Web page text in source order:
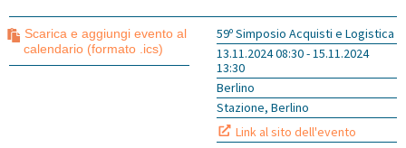
Scarica e aggiungi evento al
calendario (formato .ics)
59º Simposio Acquisti e Logistica
13.11.2024 08:30 - 15.11.2024
13:30
Berlino
Stazione, Berlino
Link al sito dell'evento